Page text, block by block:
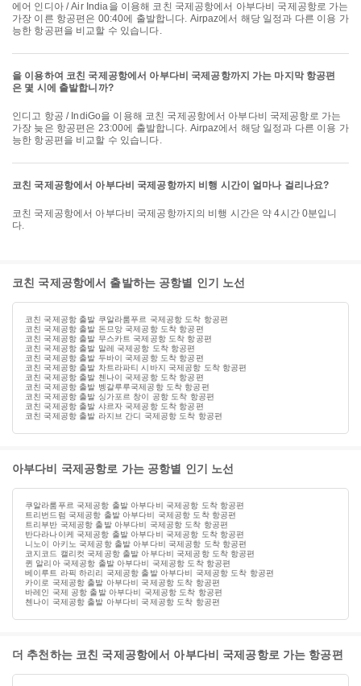
에어 인디아 / Air India을 이용해 코친 국제공항에서 아부다비 국제공항로 가는
가장 이른 항공편은 00:40에 출발합니다. Airpaz에서 해당 일정과 다른 이용 가
능한 항공편을 비교할 수 있습니다.
을 이용하여 코친 국제공항에서 아부다비 국제공항까지 가는 마지막 항공편
은 몇 시에 출발합니까?
인디고 항공 / IndiGo을 이용해 코친 국제공항에서 아부다비 국제공항로 가는
가장 늦은 항공편은 23:00에 출발합니다. Airpaz에서 해당 일정과 다른 이용 가
능한 항공편을 비교할 수 있습니다.
코친 국제공항에서 아부다비 국제공항까지 비행 시간이 얼마나 걸리나요?
코친 국제공항에서 아부다비 국제공항까지의 비행 시간은 약 4시간 0분입니
다.
코친 국제공항에서 출발하는 공항별 인기 노선
코친 국제공항 출발 쿠알라룸푸르 국제공항 도착 항공편
코친 국제공항 출발 돈므앙 국제공항 도착 항공편
코친 국제공항 출발 무스카트 국제공항 도착 항공편
코친 국제공항 출발 말레 국제공항 도착 항공편
코친 국제공항 출발 두바이 국제공항 도착 항공편
코친 국제공항 출발 차트라파티 시바지 국제공항 도착 항공편
코친 국제공항 출발 첸나이 국제공항 도착 항공편
코친 국제공항 출발 벵갈루루국제공항 도착 항공편
코친 국제공항 출발 싱가포르 창이 공항 도착 항공편
코친 국제공항 출발 샤르자 국제공항 도착 항공편
코친 국제공항 출발 라지브 간디 국제공항 도착 항공편
아부다비 국제공항로 가는 공항별 인기 노선
쿠알라룸푸르 국제공항 출발 아부다비 국제공항 도착 항공편
트리번드럼 국제공항 출발 아부다비 국제공항 도착 항공편
트리부반 국제공항 출발 아부다비 국제공항 도착 항공편
반다라나이케 국제공항 출발 아부다비 국제공항 도착 항공편
니노이 아키노 국제공항 출발 아부다비 국제공항 도착 항공편
코지코드 캘리컷 국제공항 출발 아부다비 국제공항 도착 항공편
퀸 알리아 국제공항 출발 아부다비 국제공항 도착 항공편
베이루트 라픽 하리리 국제공항 출발 아부다비 국제공항 도착 항공편
카이로 국제공항 출발 아부다비 국제공항 도착 항공편
바레인 국제 공항 출발 아부다비 국제공항 도착 항공편
첸나이 국제공항 출발 아부다비 국제공항 도착 항공편
더 추천하는 코친 국제공항에서 아부다비 국제공항로 가는 항공편